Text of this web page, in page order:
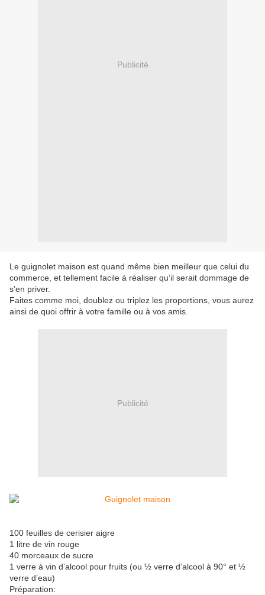
Publicité
Le guignolet maison est quand même bien meilleur que celui du
commerce, et tellement facile à réaliser qu’il serait dommage de
s’en priver.
Faites comme moi, doublez ou triplez les proportions, vous aurez
ainsi de quoi offrir à votre famille ou à vos amis.
Publicité
100 feuilles de cerisier aigre
1 litre de vin rouge
40 morceaux de sucre
1 verre à vin d’alcool pour fruits (ou ½ verre d’alcool à 90° et ½
verre d’eau)
Préparation: